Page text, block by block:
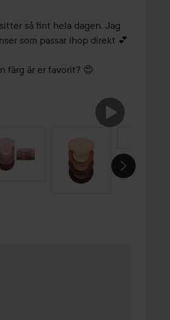
så fint hela dagen. Jag
som passar ihop direkt 💕
färg är er favorit? 😍